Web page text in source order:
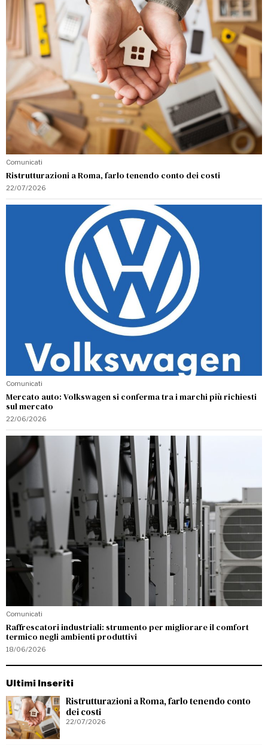
Comunicati
Ristrutturazioni a Roma, farlo tenendo conto dei costi
22/07/2026
Comunicati
Mercato auto: Volkswagen si conferma tra i marchi più richiesti
sul mercato
22/06/2026
Comunicati
Raffrescatori industriali: strumento per migliorare il comfort
termico negli ambienti produttivi
18/06/2026
Ultimi Inseriti
Ristrutturazioni a Roma, farlo tenendo conto
dei costi
22/07/2026